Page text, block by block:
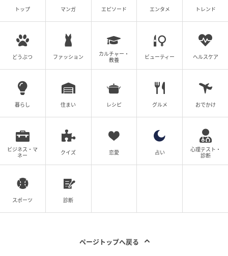
トップ マンガ エピソード エンタメ トレンド
どうぶつ ファッション
カルチャー・
教養
ビューティー ヘルスケア
暮らし 住まい レシピ グルメ おでかけ
ビジネス・マ
ネー
クイズ 恋愛 占い
心理テスト・
診断
スポーツ 診断
ページトップへ戻る